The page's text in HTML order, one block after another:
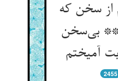
از سخن که
** بی‌سخن
آمیختم
2455